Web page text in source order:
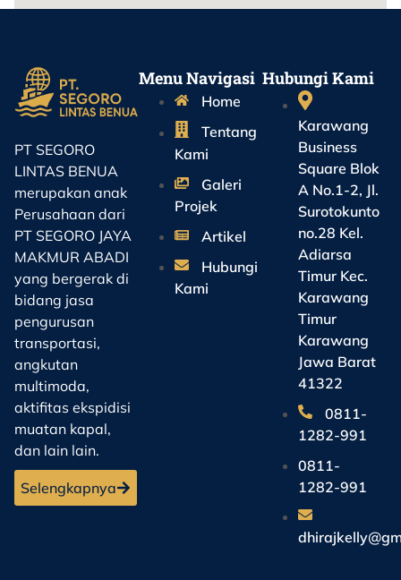
PT SEGORO
LINTAS BENUA
merupakan anak
Perusahaan dari
PT SEGORO JAYA
MAKMUR ABADI
yang bergerak di
bidang jasa
pengurusan
transportasi,
angkutan
multimoda,
aktifitas ekspidisi
muatan kapal,
dan lain lain.
Selengkapnya
Menu Navigasi
Home
Tentang
Kami
Galeri
Projek
Artikel
Hubungi
Kami
Hubungi Kami
Karawang
Business
Square Blok
A No.1-2, Jl.
Surotokunto
no.28 Kel.
Adiarsa
Timur Kec.
Karawang
Timur
Karawang
Jawa Barat
41322
0811-
1282-991
0811-
1282-991